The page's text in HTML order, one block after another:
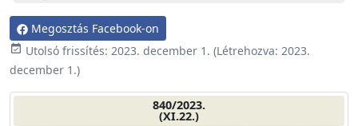
Megosztás Facebook-on
event_available Utolsó frissítés: 2023. december 1. (Létrehozva: 2023.
december 1.)
840/2023.
(XI.22.)